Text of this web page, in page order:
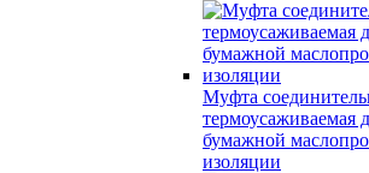
Муфта
термоусаживаемая
бумажной
изоляции